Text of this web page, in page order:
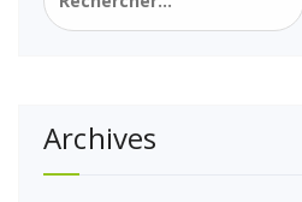
Archives